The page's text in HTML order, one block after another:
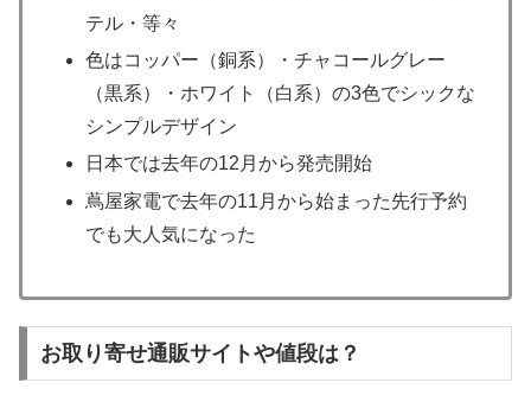
テル・等々
色はコッパー（銅系）・チャコールグレー
（黒系）・ホワイト（白系）の3色でシックな
シンプルデザイン
日本では去年の12月から発売開始
蔦屋家電で去年の11月から始まった先行予約
でも大人気になった
お取り寄せ通販サイトや値段は？